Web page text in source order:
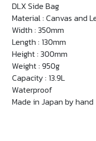
DLX Side Bag
Material : Canvas and
Width : 350mm
Length : 130mm
Height : 300mm
Weight : 950g
Capacity : 13.9L
Waterproof
Made in Japan by hand